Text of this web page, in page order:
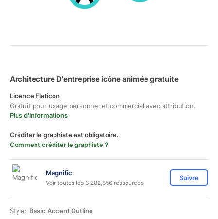
Architecture D'entreprise icône animée gratuite
Licence Flaticon
Gratuit pour usage personnel et commercial avec attribution.
Plus d'informations
Créditer le graphiste est obligatoire.
Comment créditer le graphiste ?
Magnific
Voir toutes les 3,282,856 ressources
Suivre
Style: Basic Accent Outline